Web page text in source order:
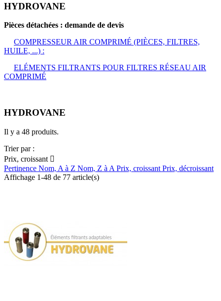
HYDROVANE
Pièces détachées : demande de devis
COMPRESSEUR AIR COMPRIMÉ (PIÈCES, FILTRES,
HUILE, ...) :
ELÉMENTS FILTRANTS POUR FILTRES RÉSEAU AIR
COMPRIMÉ
HYDROVANE
Il y a 48 produits.
Trier par :
Prix, croissant 
Pertinence Nom, A à Z Nom, Z à A Prix, croissant Prix, décroissant
Affichage 1-48 de 77 article(s)